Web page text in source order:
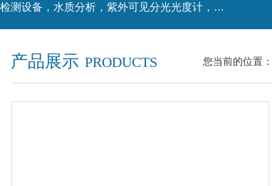
主营产品：实验室检测设备，离心机，食品安全检测设备，水质分析，紫外可见分光光度计，液氮罐，万分之一天平，离心机生物实验室工程，移液器
产品展示 PRODUCTS 您当前的位置：